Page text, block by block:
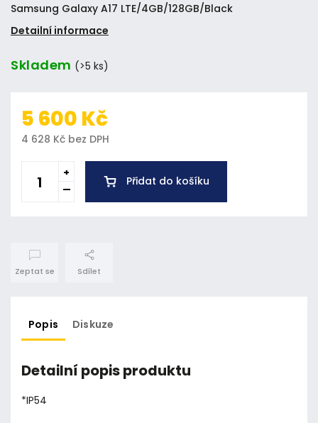
Samsung Galaxy A17 LTE/4GB/128GB/Black
Detailní informace
Skladem (>5 ks)
5 600 Kč
4 628 Kč bez DPH
Přidat do košíku
Zeptat se Sdílet
Popis Diskuze
Detailní popis produktu
*IP54